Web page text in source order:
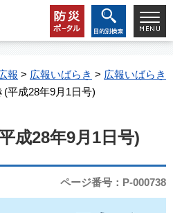
報 > 広報いばらき > 広報いばらき
平成28年9月1日号)
成28年9月1日号)
ページ番号：P-000738